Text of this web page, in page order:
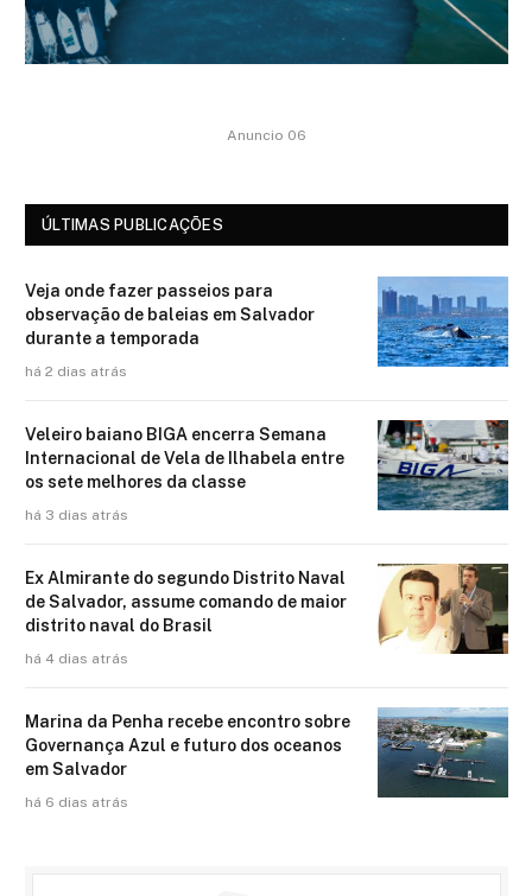
Anuncio 06
ÚLTIMAS PUBLICAÇÕES
Veja onde fazer passeios para
observação de baleias em Salvador
durante a temporada
há 2 dias atrás
Veleiro baiano BIGA encerra Semana
Internacional de Vela de Ilhabela entre
os sete melhores da classe
há 3 dias atrás
Ex Almirante do segundo Distrito Naval
de Salvador, assume comando de maior
distrito naval do Brasil
há 4 dias atrás
Marina da Penha recebe encontro sobre
Governança Azul e futuro dos oceanos
em Salvador
há 6 dias atrás